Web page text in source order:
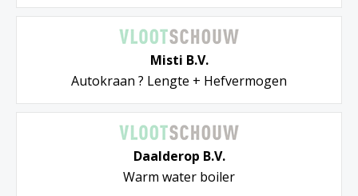
Misti B.V.
Autokraan ? Lengte + Hefvermogen
Daalderop B.V.
Warm water boiler